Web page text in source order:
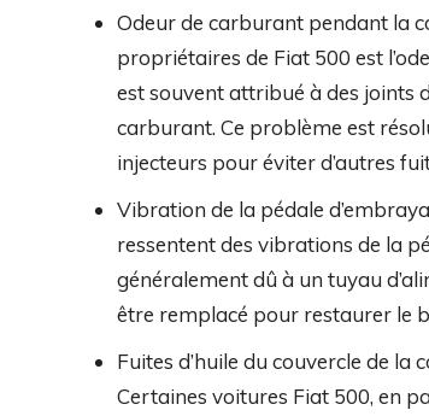
Odeur de carburant pendant la
propriétaires de Fiat 500 est
est souvent attribué à des joints
carburant. Ce problème est
injecteurs pour éviter d’autres
Vibration de la pédale
ressentent des vibrations de la
généralement dû à un tuyau
être remplacé pour restaurer le
Fuites d’huile du couvercle de
Certaines voitures Fiat 500, en